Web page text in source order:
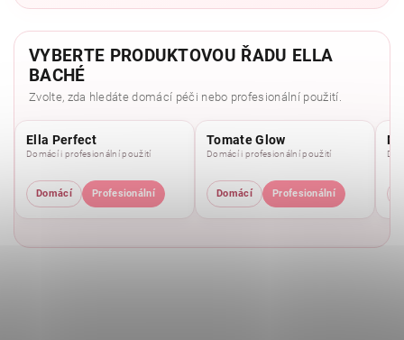
VYBERTE PRODUKTOVOU ŘADU ELLA
BACHÉ
Zvolte, zda hledáte domácí péči nebo profesionální použití.
Ella Perfect
Domácí i profesionální použití
Domácí Profesionální
Tomate Glow
Domácí i profesionální použití
Domácí Profesionální